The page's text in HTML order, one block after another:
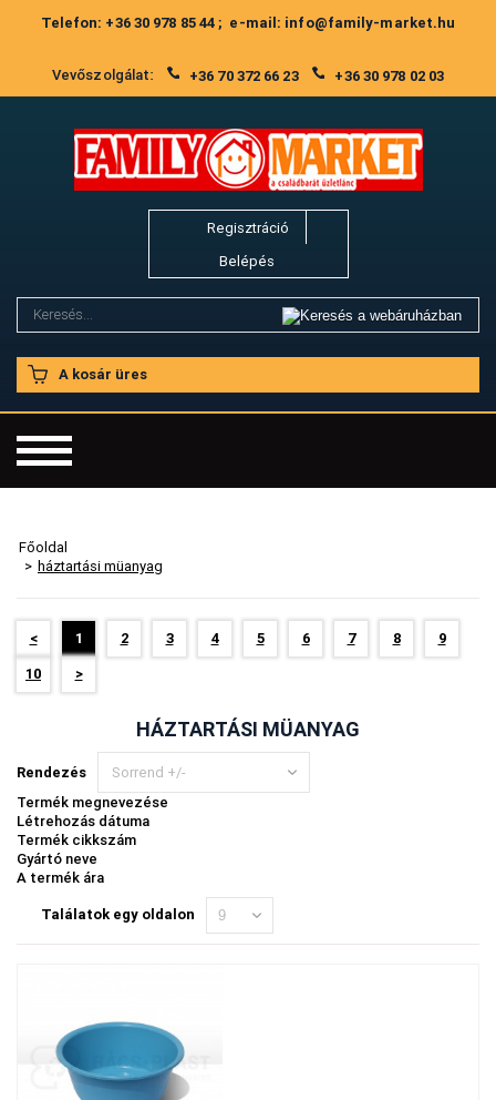
Telefon: +36 30 978 85 44 ; e-mail: info@family-market.hu
Vevőszolgálat: +36 70 372 66 23 +36 30 978 02 03
Regisztráció
Belépés
A kosár üres
Főoldal
> háztartási müanyag
< 1 2 3 4 5 6 7 8 9
10 >
HÁZTARTÁSI MÜANYAG
Rendezés
Sorrend +/-
Termék megnevezése
Létrehozás dátuma
Termék cikkszám
Gyártó neve
A termék ára
Találatok egy oldalon